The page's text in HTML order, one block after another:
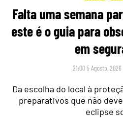
Falta uma semana
este é o guia para
em
21:00 5 Agosto, 2026
Da escolha do local à
preparativos que não
eclipse